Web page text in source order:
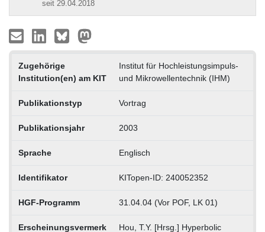
seit 29.04.2018
Zugehörige
Institution(en) am KIT
Institut für Hochleistungsimpuls-
und Mikrowellentechnik (IHM)
Publikationstyp Vortrag
Publikationsjahr 2003
Sprache Englisch
Identifikator KITopen-ID: 240052352
HGF-Programm 31.04.04 (Vor POF, LK 01)
Erscheinungsvermerk Hou, T.Y. [Hrsg.] Hyperbolic